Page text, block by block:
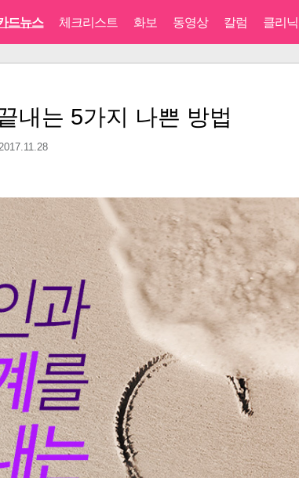
드뉴스 체크리스트 화보 동영상 칼럼 클리닉
내는 5가지 나쁜 방법